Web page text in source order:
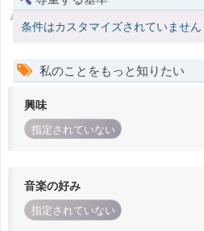
条件はカスタマイズされていません
私のことをもっと知りたい
興味
指定されていない
音楽の好み
指定されていない